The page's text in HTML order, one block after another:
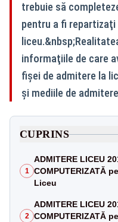
trebuie să
pentru a fi repartizaţi
informaţiile de care
fişei de admitere la
şi mediile de
CUPRINS
1
ADMITERE LICEU
COMPUTERIZATĂ
Liceu
2
ADMITERE LICEU
COMPUTERIZATĂ